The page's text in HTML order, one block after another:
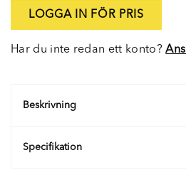
LOGGA IN FÖR PRIS
Har du inte redan ett konto?
Beskrivning
Specifikation